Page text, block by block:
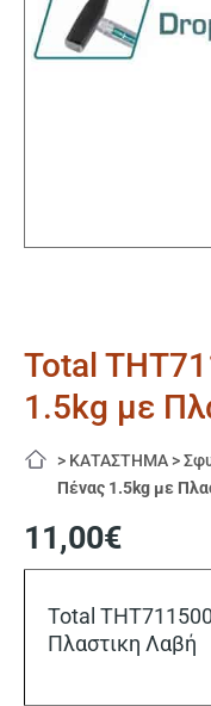
Total
1.5kg με
> ΚΑΤΑΣΤΗΜΑ >
Πένας 1.5kg με
11,00€
Total
Πλαστικη Λαβή